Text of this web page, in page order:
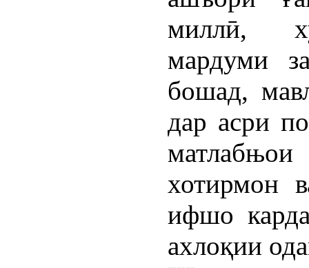
миллӣ,
мардуми
бошад,
дар асри
хотирмон
ифшо
ахлоқии